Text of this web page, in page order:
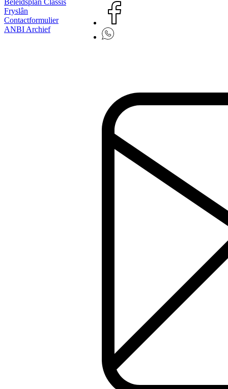
Beleidsplan Classis
Fryslân
Contactformulier
ANBI Archief